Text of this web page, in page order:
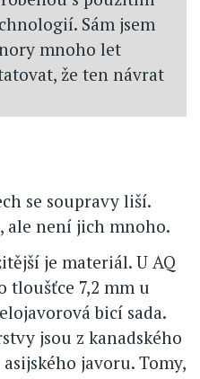
Sám jsem
mnoho let
že ten návrat
se soupravy liší.
ale není jich mnoho.
je materiál. U AQ
tloušťce 7,2 mm u
bicí sada.
jsou z kanadského
javoru. Tomy,